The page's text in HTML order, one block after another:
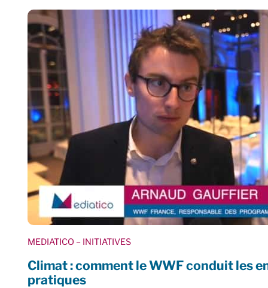
MEDIATICO – INITIATIVES
Climat : comment le WWF conduit les
pratiques